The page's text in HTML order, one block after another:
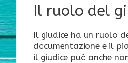
Il ruolo del
Il giudice ha un ruolo
documentazione e il
il giudice può anche